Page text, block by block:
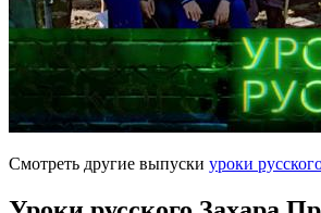
Смотреть другие выпуски уроки